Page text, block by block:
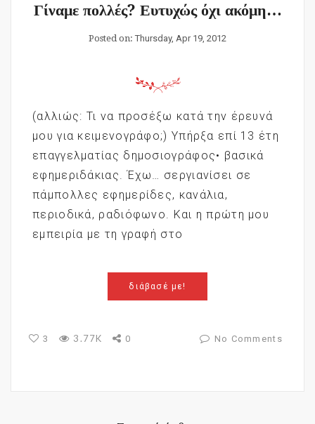
Γίναμε πολλές? Ευτυχώς όχι ακόμη…
Posted on: Thursday, Apr 19, 2012
(αλλιώς: Τι να προσέξω κατά την έρευνά
μου για κειμενογράφο;) Υπήρξα επί 13 έτη
επαγγελματίας δημοσιογράφος• βασικά
εφημεριδάκιας. Έχω… σεργιανίσει σε
πάμπολλες εφημερίδες, κανάλια,
περιοδικά, ραδιόφωνο. Και η πρώτη μου
εμπειρία με τη γραφή στο
διάβασέ με!
3 3.77K 0 No Comments